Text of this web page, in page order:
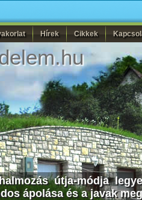
Hírek Cikkek
útja-módja
ápolása és a javak